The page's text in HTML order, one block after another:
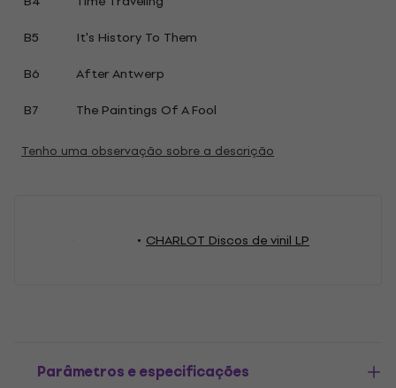
B5
It's History To Them
B6
After Antwerp
B7
The Paintings Of A Fool
Tenho uma observação sobre a descrição
CHARLOT Discos de vinil LP
Parâmetros e especificações